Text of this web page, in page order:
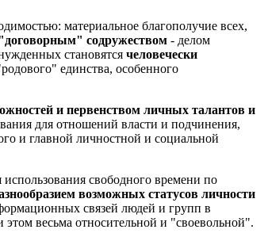
материальное благополучие всех,
содружеством - делом
становятся человечески
единства, особенного
и первенством личных талантов и
для отношений власти и подчинения,
и главной личностной и социальной
свободного времени по
возможных статусов личности
связей людей и групп в
весьма относительной и "своевольной".